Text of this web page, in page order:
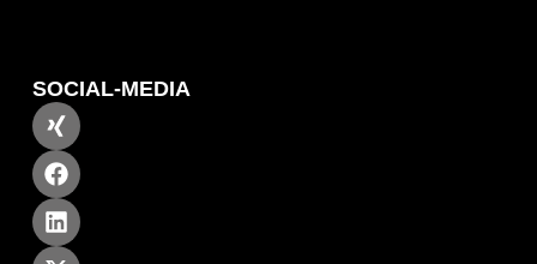
SOCIAL-MEDIA